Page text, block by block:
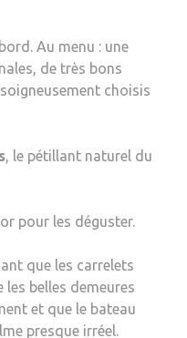
Au menu : une
de très bons
choisis
, le pétillant naturel du
pour les déguster.
que les carrelets
les belles demeures
et que le bateau
presque irréel.